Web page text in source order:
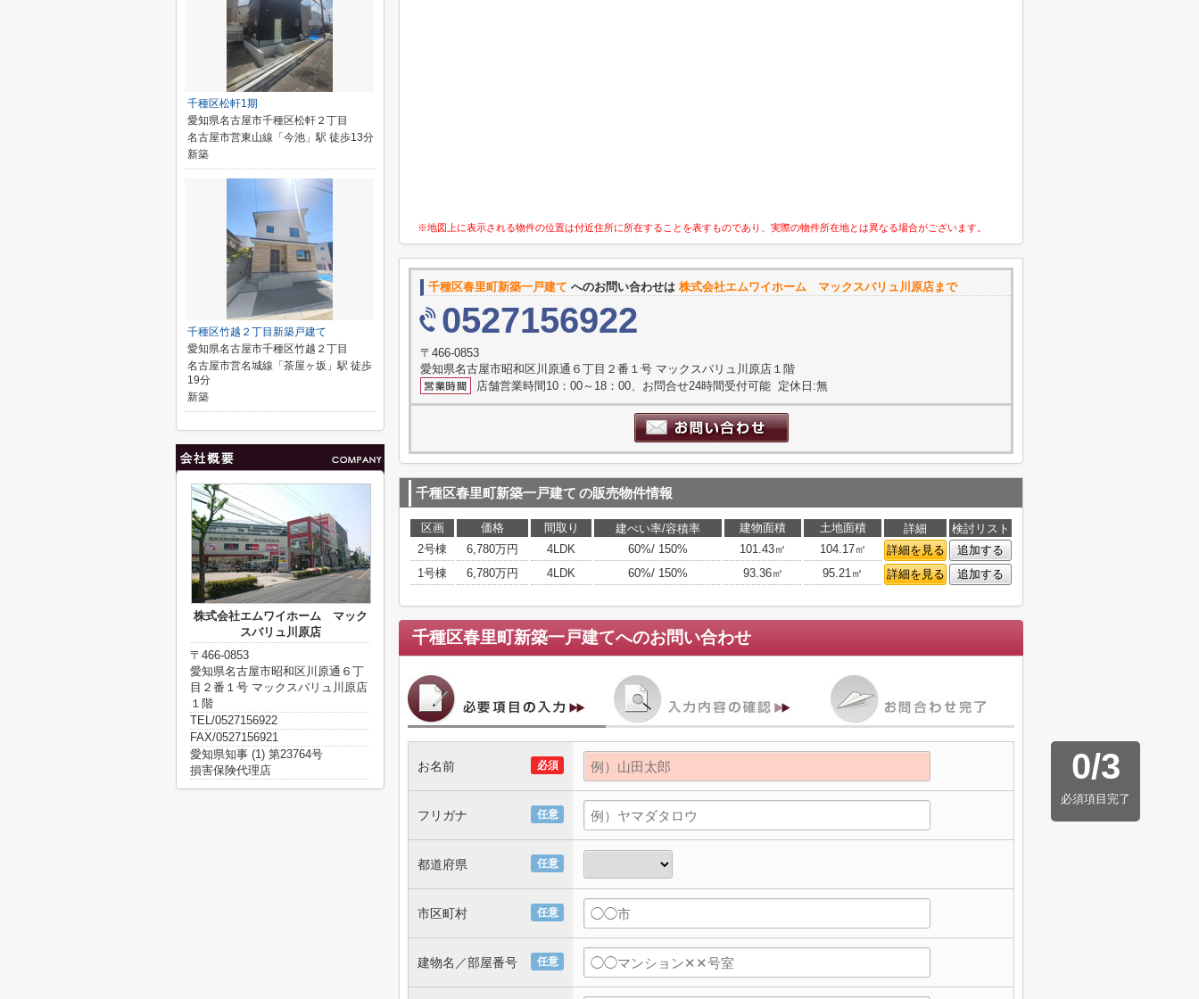
※地図上に表示される物件の位置は付近住所に所在することを表すものであり、実際の物件所在地とは異なる場合がございます。
千種区春里町新築一戸建て へのお問い合わせは 株式会社エムワイホーム マックスバリュ川原店まで
0527156922
〒466-0853
愛知県名古屋市昭和区川原通６丁目２番１号 マックスバリュ川原店１階
店舗営業時間10：00～18：00、お問合せ24時間受付可能 定休日:無
千種区春里町新築一戸建て の販売物件情報
区画 価格 間取り 建ぺい率/容積率 建物面積 土地面積 詳細
検討リスト
2号棟
6,780万円 4LDK 60%/ 150% 101.43㎡ 104.17㎡ 詳細を見る
追加する
1号棟
6,780万円 4LDK 60%/ 150% 93.36㎡ 95.21㎡ 詳細を見る 追加する
千種区春里町新築一戸建てへのお問い合わせ
0/3
必須項目完了
必須
お名前
任意
フリガナ
任意
都道府県
任意
市区町村
任意
建物名／部屋番号
千種区松軒1期
愛知県名古屋市千種区松軒２丁目
名古屋市営東山線「今池」駅 徒歩13分
新築
千種区竹越２丁目新築戸建て
愛知県名古屋市千種区竹越２丁目
名古屋市営名城線「茶屋ヶ坂」駅 徒歩
19分
新築
株式会社エムワイホーム マック
スバリュ川原店
〒466-0853
愛知県名古屋市昭和区川原通６丁
目２番１号 マックスバリュ川原店
１階
TEL/0527156922
FAX/0527156921
愛知県知事 (1) 第23764号
損害保険代理店